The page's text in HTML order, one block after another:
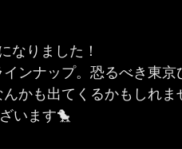
なりました！
ンナップ。恐るべき東京
かも出てくるかもしれま
います🐤